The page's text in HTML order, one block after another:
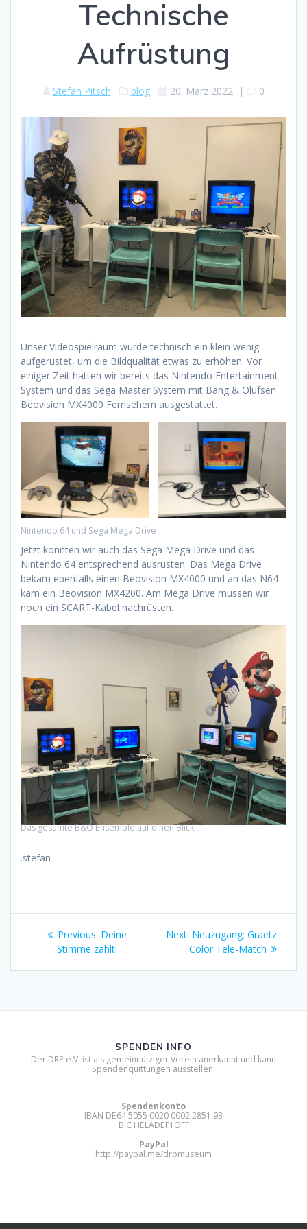
Technische
Aufrüstung
Stefan Pitsch blog 20. März 2022 | 0
Unser Videospielraum wurde technisch ein klein wenig
aufgerüstet, um die Bildqualität etwas zu erhöhen. Vor
einiger Zeit hatten wir bereits das Nintendo Entertainment
System und das Sega Master System mit Bang & Olufsen
Beovision MX4000 Fernsehern ausgestattet.
Nintendo 64 und Sega Mega Drive
Jetzt konnten wir auch das Sega Mega Drive und das
Nintendo 64 entsprechend ausrüsten: Das Mega Drive
bekam ebenfalls einen Beovision MX4000 und an das N64
kam ein Beovision MX4200. Am Mega Drive müssen wir
noch ein SCART-Kabel nachrüsten.
Das gesamte B&O Ensemble auf einen Blick
.stefan
Beitragsnavigation
Previous: Previous
post:
Deine
Stimme zählt!
Next: Next
post:
Neuzugang: Graetz
Color Tele-Match
SPENDEN INFO
Der DRP e.V. ist als gemeinnütziger Verein anerkannt und kann
Spendenquittungen ausstellen.
Spendenkonto
IBAN DE64 5055 0020 0002 2851 93
BIC HELADEF1OFF
PayPal
http://paypal.me/drpmuseum